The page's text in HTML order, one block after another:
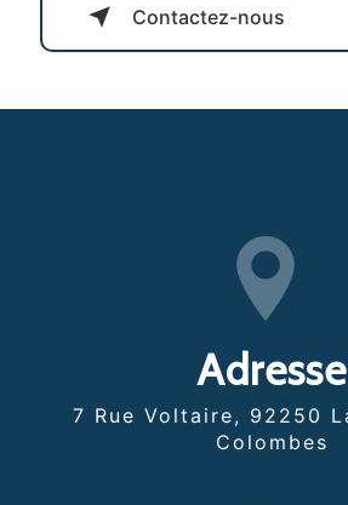
Contactez-nous
Adresse
7 Rue Voltaire, 92250 La Garenne-
Colombes